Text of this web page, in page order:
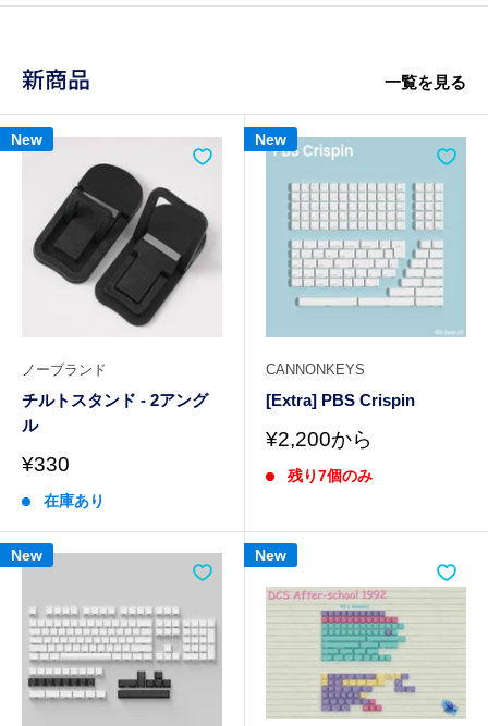
新商品 一覧を見る
New
ノーブランド
チルトスタンド - 2アング
ル
販
価
格
¥330
在庫あり
New
CANNONKEYS
[Extra] PBS Crispin
販
価
¥2,200から
残り7個のみ
New New